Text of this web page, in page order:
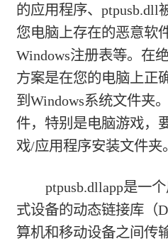
的应用程序、ptpusb.dll
您电脑上存在的恶意软
Windows注册表等。在
方案是在您的电脑上正
到Windows系统文件夹
件，特别是电脑游戏，
戏/应用程序安装文件夹
ptpusb.dllapp是一
式设备的动态链接库（
算机和移动设备之间传